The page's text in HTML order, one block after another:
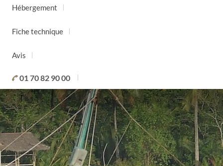
Hébergement
Fiche technique
Avis
01 70 82 90 00